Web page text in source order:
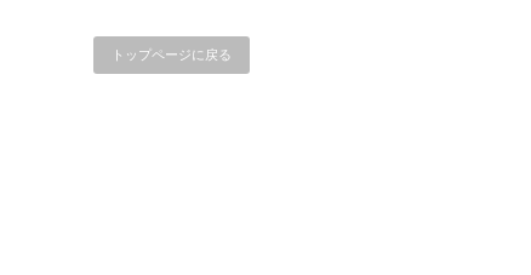
トップページに戻る